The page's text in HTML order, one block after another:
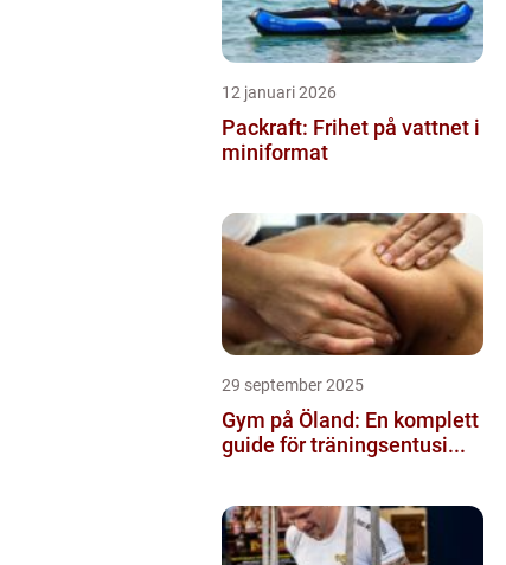
12 januari 2026
Packraft: Frihet på vattnet i
miniformat
29 september 2025
Gym på Öland: En komplett
guide för träningsentusi...